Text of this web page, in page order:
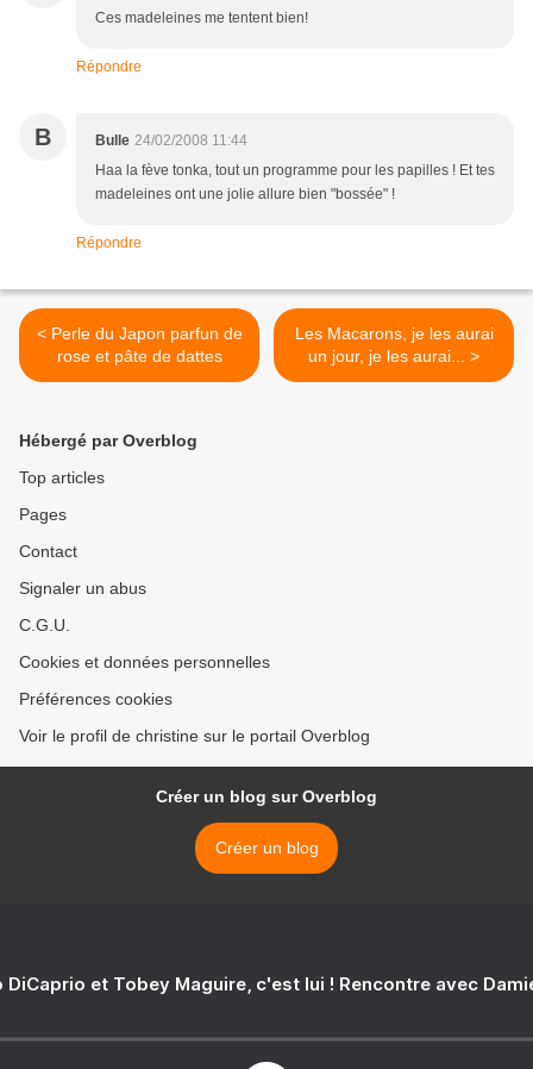
Ces madeleines me tentent bien!
Répondre
B Bulle 24/02/2008 11:44
Haa la fève tonka, tout un programme pour les papilles ! Et tes
madeleines ont une jolie allure bien "bossée" !
Répondre
< Perle du Japon parfun de
rose et pâte de dattes
Les Macarons, je les aurai
un jour, je les aurai... >
Hébergé par Overblog
Top articles
Pages
Contact
Signaler un abus
C.G.U.
Cookies et données personnelles
Préférences cookies
Voir le profil de christine sur le portail Overblog
Créer un blog sur Overblog
Créer un blog
DiCaprio et Tobey Maguire, c'est lui ! Rencontre avec